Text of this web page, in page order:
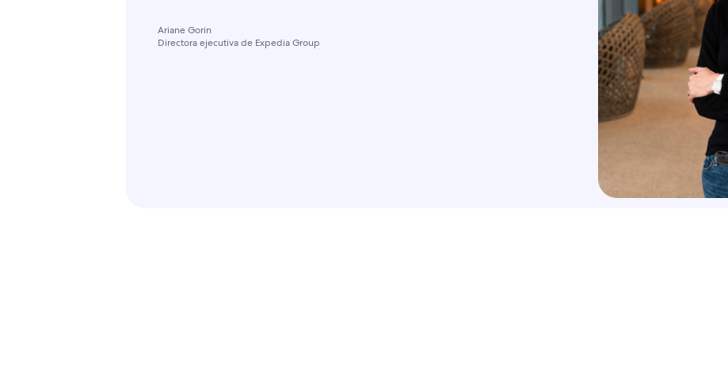
Ariane Gorin
Directora ejecutiva de Expedia Group